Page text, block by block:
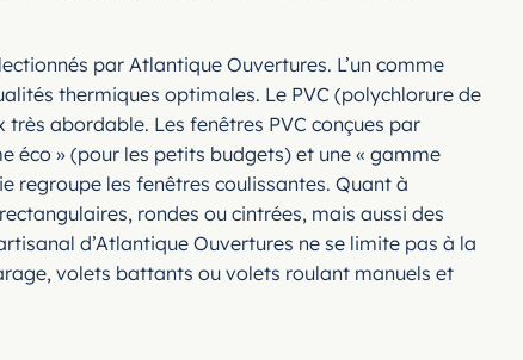
par Atlantique Ouvertures. L’un comme
thermiques optimales. Le PVC (polychlorure de
abordable. Les fenêtres PVC conçues par
éco » (pour les petits budgets) et une « gamme
regroupe les fenêtres coulissantes. Quant à
rondes ou cintrées, mais aussi des
d’Atlantique Ouvertures ne se limite pas à la
volets battants ou volets roulant manuels et